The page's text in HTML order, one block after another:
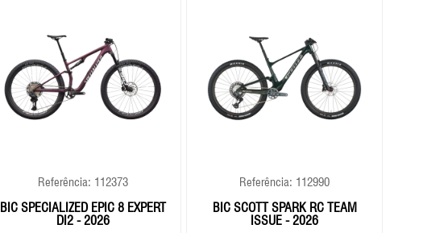
Referência: 112373
BIC SPECIALIZED EPIC 8 EXPERT
DI2 - 2026
Referência: 112990
BIC SCOTT SPARK RC TEAM
ISSUE - 2026